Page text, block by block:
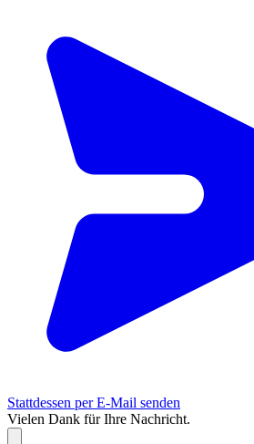
Stattdessen per E-Mail senden
Vielen Dank für Ihre Nachricht.